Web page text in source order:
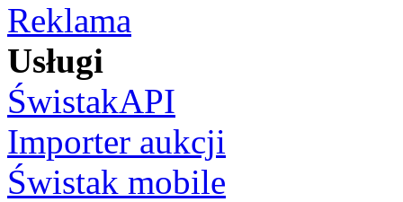
Reklama
Usługi
ŚwistakAPI
Importer aukcji
Świstak mobile